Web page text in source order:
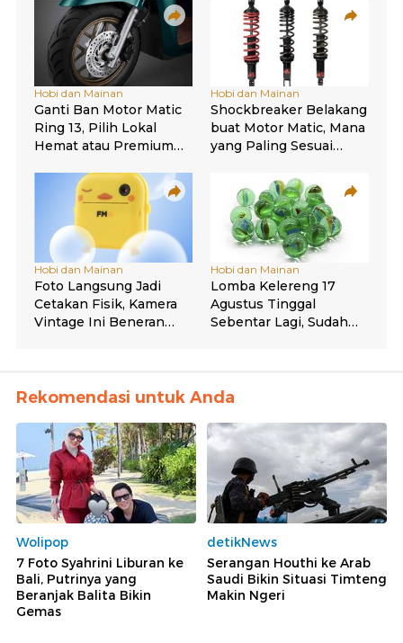
Rekomendasi untuk Anda
Wolipop
7 Foto Syahrini Liburan ke
Bali, Putrinya yang
Beranjak Balita Bikin
Gemas
detikNews
Serangan Houthi ke Arab
Saudi Bikin Situasi Timteng
Makin Ngeri